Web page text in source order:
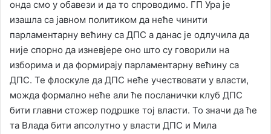
онда смо у обавези и да то спроводимо. ГП Ура је
изашла са јавном политиком да неће чинити
парламентарну већину са ДПС а данас је одлучила да
није спорно да изневјере оно што су говорили на
изборима и да формирају парламентарну већину са
ДПС. Те флоскуле да ДПС неће учествовати у власти,
можда формално неће али ће посланички клуб ДПС
бити главни стожер подршке тој власти. То значи да ће
та Влада бити апсолутно у власти ДПС и Мила